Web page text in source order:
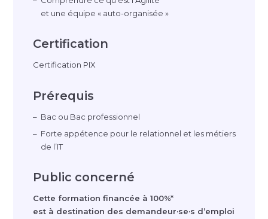
et une équipe « auto-organisée »
Certification
Certification PIX
Prérequis
Bac ou Bac professionnel
Forte appétence pour le relationnel et les métiers
de l’IT
Public concerné
Cette formation financée à 100%*
est à destination des demandeur·se·s d’emploi